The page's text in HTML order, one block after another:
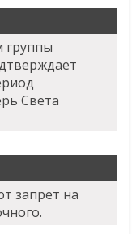
группы
Света
запрет на